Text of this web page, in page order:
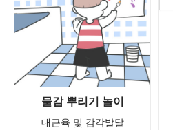
물감 뿌리기 놀이
대근육 및 감각발달